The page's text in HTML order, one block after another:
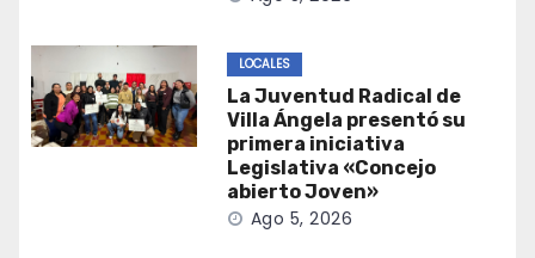
LOCALES
La Juventud Radical de
Villa Ángela presentó su
primera iniciativa
Legislativa «Concejo
abierto Joven»
Ago 5, 2026